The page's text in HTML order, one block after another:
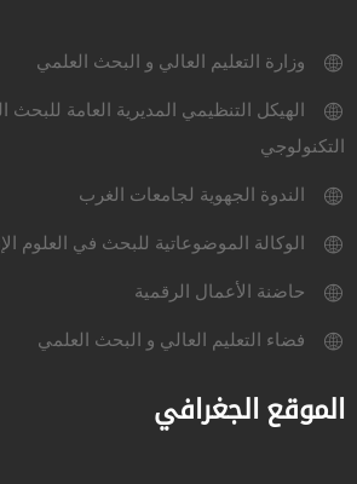
وزارة التعليم العالي و البحث العلمي
الهيكل التنظيمي المديرية العامة للبحث
التكنولوجي
الندوة الجهوية لجامعات الغرب
الوكالة الموضوعاتية للبحث في العلوم
حاضنة الأعمال الرقمية
فضاء التعليم العالي و البحث العلمي
الموقع الجغرافي